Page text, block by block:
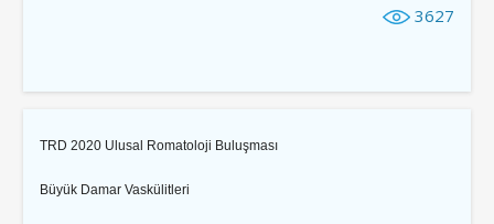
3627
TRD 2020 Ulusal Romatoloji Buluşması
Büyük Damar Vaskülitleri